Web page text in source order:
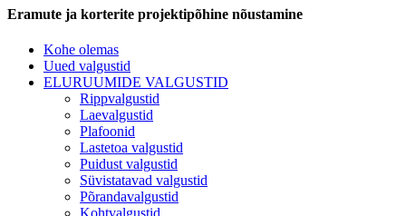
Eramute ja korterite projektipõhine nõustamine
Kohe olemas
Uued valgustid
ELURUUMIDE VALGUSTID
Rippvalgustid
Laevalgustid
Plafoonid
Lastetoa valgustid
Puidust valgustid
Süvistatavad valgustid
Põrandavalgustid